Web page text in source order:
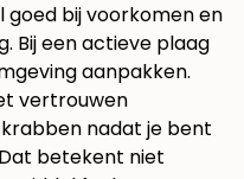
goed bij voorkomen en
Bij een actieve plaag
aanpakken.
vertrouwen
nadat je bent
betekent niet